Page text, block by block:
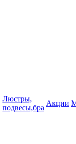
Люстры,
подвесы,бра
Акции